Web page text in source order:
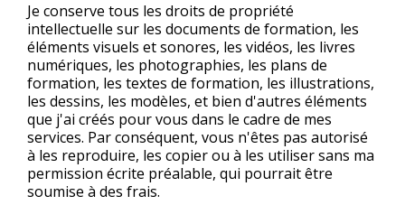
Je conserve tous les droits de propriété
intellectuelle sur les documents de formation, les
éléments visuels et sonores, les vidéos, les livres
numériques, les photographies, les plans de
formation, les textes de formation, les illustrations,
les dessins, les modèles, et bien d'autres éléments
que j'ai créés pour vous dans le cadre de mes
services. Par conséquent, vous n'êtes pas autorisé
à les reproduire, les copier ou à les utiliser sans ma
permission écrite préalable, qui pourrait être
soumise à des frais.